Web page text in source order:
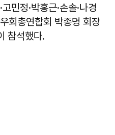
민정·박홍근·손솔·나경
회총연합회 박종명 회장
참석했다.